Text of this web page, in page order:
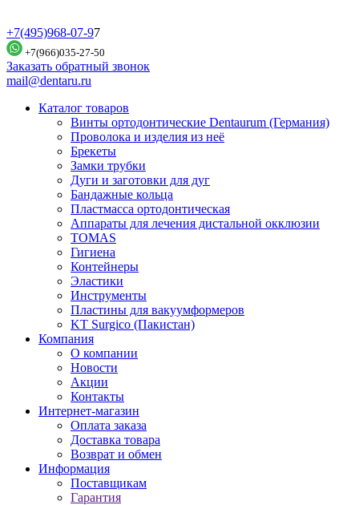
+7(495)968-07-97
+7(966)035-27-50
Заказать обратный звонок
mail@dentaru.ru
Каталог товаров
Винты ортодонтические Dentaurum (Германия)
Проволока и изделия из неё
Брекеты
Замки трубки
Дуги и заготовки для дуг
Бандажные кольца
Пластмасса ортодонтическая
Аппараты для лечения дистальной окклюзии
TOMAS
Гигиена
Контейнеры
Эластики
Инструменты
Пластины для вакуумформеров
KT Surgico (Пакистан)
Компания
О компании
Новости
Акции
Контакты
Интернет-магазин
Оплата заказа
Доставка товара
Возврат и обмен
Информация
Поставщикам
Гарантия